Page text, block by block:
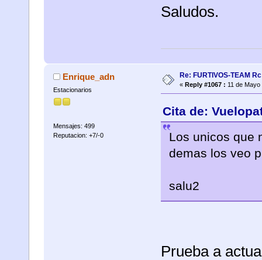
Saludos.
Enrique_adn
Estacionarios
Mensajes: 499
Reputacion: +7/-0
Re: FURTIVOS-TEAM
« Reply #1067 : 11 de
Cita de:
Los unicos que
demas los veo
salu2
Prueba a